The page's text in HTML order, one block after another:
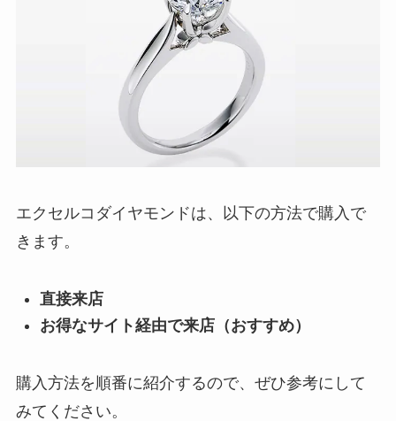
エクセルコダイヤモンドは、以下の方法で購入で
きます。
直接来店
お得なサイト経由で来店（おすすめ）
購入方法を順番に紹介するので、ぜひ参考にして
みてください。